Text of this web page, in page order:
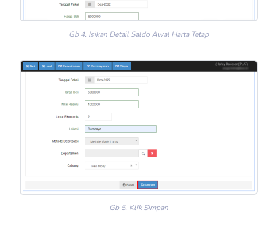
Gb 4. Isikan Detail Saldo Awal Harta Tetap
Gb 5. Klik Simpan